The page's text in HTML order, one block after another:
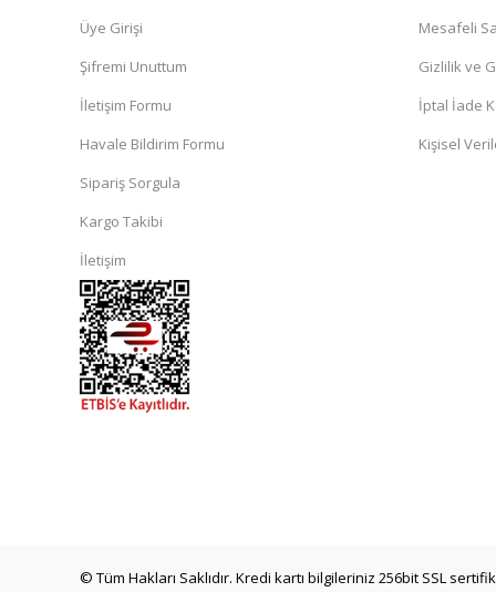
Üye Girişi
Şifremi Unuttum
İletişim Formu
Havale Bildirim Formu
Sipariş Sorgula
Kargo Takibi
İletişim
Mesafeli
Gizlilik ve
İptal İade
Kişisel
© Tüm Hakları Saklıdır. Kredi kartı bilgileriniz 256bit SSL